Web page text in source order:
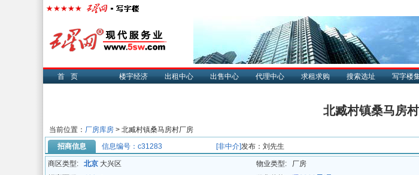
首页 楼宇经济 出租中心 出售中心 代理中心 求租求购 搜索选址 写字楼
北臧村镇桑马房
当前位置： 厂房库房 > 北臧村镇桑马房村厂房
招商信息
信息编号：c31283 [非中介]发布：刘先生
商区类型: 北京 大兴区 物业类型: 厂房